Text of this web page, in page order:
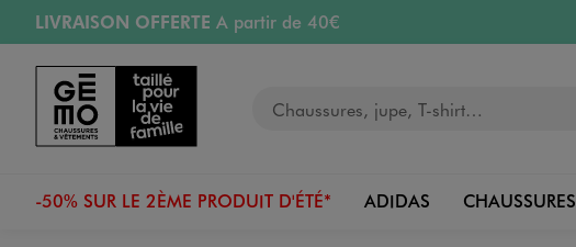
Aller au contenu principal
Aller à la navigation
LIVRAISON OFFERTE A partir de 40€
RETRAIT ET LIVRAISON OFFERTE
RÉSERVATION GRATUITE
4h en magasin
Retours OFFERTSpendant 30 jours
-50% SUR LE 2ÈME PRODUIT D'ÉTÉ* ADIDAS CHAUSSURES